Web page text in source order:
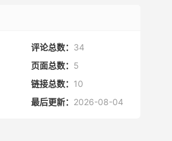
评论总数： 34
页面总数： 5
链接总数： 10
最后更新： 2026-08-04